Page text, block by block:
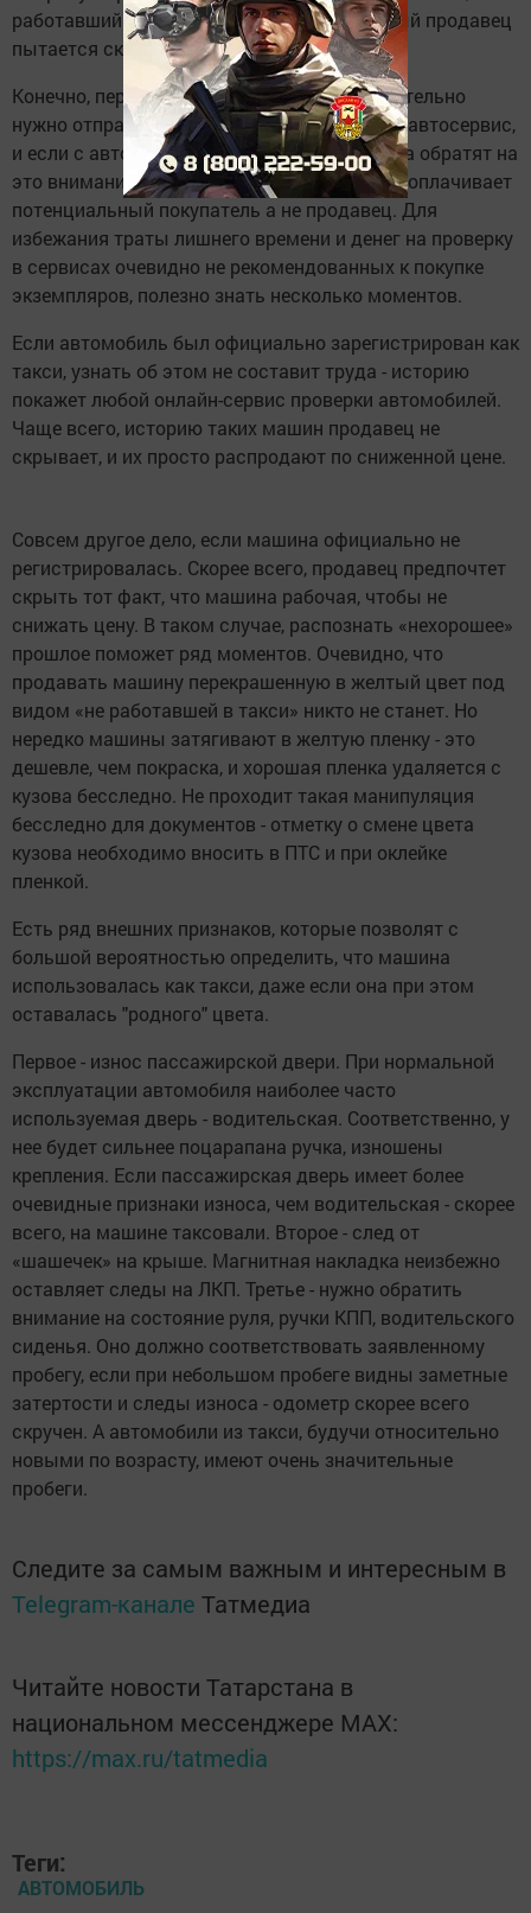
работавший в такси, если недобросовестный продавец
пытается скрыть его историю.
Конечно, перед покупкой автомобиль обязательно
нужно отправить на осмотр в проверенный автосервис,
и если с автомобилем что-то не так, мастера обратят на
это внимание. Но принято, что диагностику оплачивает
потенциальный покупатель а не продавец. Для
избежания траты лишнего времени и денег на проверку
в сервисах очевидно не рекомендованных к покупке
экземпляров, полезно знать несколько моментов.
Если автомобиль был официально зарегистрирован как
такси, узнать об этом не составит труда - историю
покажет любой онлайн-сервис проверки автомобилей.
Чаще всего, историю таких машин продавец не
скрывает, и их просто распродают по сниженной цене.
Совсем другое дело, если машина официально не
регистрировалась. Скорее всего, продавец предпочтет
скрыть тот факт, что машина рабочая, чтобы не
снижать цену. В таком случае, распознать «нехорошее»
прошлое поможет ряд моментов. Очевидно, что
продавать машину перекрашенную в желтый цвет под
видом «не работавшей в такси» никто не станет. Но
нередко машины затягивают в желтую пленку - это
дешевле, чем покраска, и хорошая пленка удаляется с
кузова бесследно. Не проходит такая манипуляция
бесследно для документов - отметку о смене цвета
кузова необходимо вносить в ПТС и при оклейке
пленкой.
Есть ряд внешних признаков, которые позволят с
большой вероятностью определить, что машина
использовалась как такси, даже если она при этом
оставалась "родного" цвета.
Первое - износ пассажирской двери. При нормальной
эксплуатации автомобиля наиболее часто
используемая дверь - водительская. Соответственно, у
нее будет сильнее поцарапана ручка, изношены
крепления. Если пассажирская дверь имеет более
очевидные признаки износа, чем водительская - скорее
всего, на машине таксовали. Второе - след от
«шашечек» на крыше. Магнитная накладка неизбежно
оставляет следы на ЛКП. Третье - нужно обратить
внимание на состояние руля, ручки КПП, водительского
сиденья. Оно должно соответствовать заявленному
пробегу, если при небольшом пробеге видны заметные
затертости и следы износа - одометр скорее всего
скручен. А автомобили из такси, будучи относительно
новыми по возрасту, имеют очень значительные
пробеги.
Следите за самым важным и интересным в
Telegram-канале Татмедиа
Читайте новости Татарстана в
национальном мессенджере MАХ:
https://max.ru/tatmedia
Теги:
АВТОМОБИЛЬ